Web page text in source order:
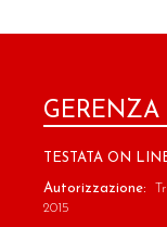
GERENZA
TESTATA ON
Autorizzazione:
2015